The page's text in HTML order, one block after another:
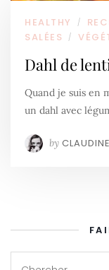
HEALTHY /
SALÉES
/
Dahl de
Quand je suis en
un dahl avec
by CLAUDINE